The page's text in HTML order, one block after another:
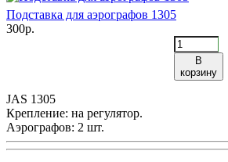
Подставка для аэрографов 1305
300р.
В
корзину
JAS 1305
Крепление: на регулятор.
Аэрографов: 2 шт.